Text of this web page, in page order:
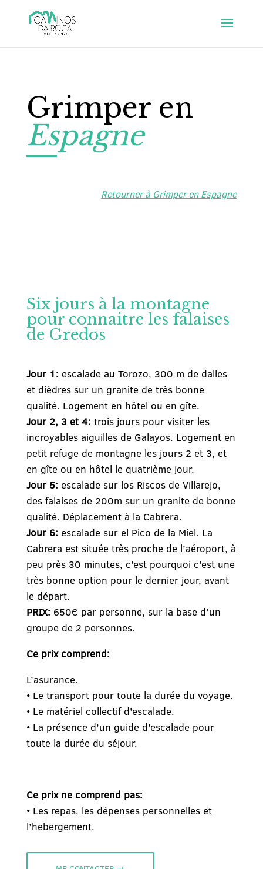
Grimper en
Espagne
Retourner à Grimper en Espagne
Six jours à la montagne
pour connaitre les falaises
de Gredos
Jour 1: escalade au Torozo, 300 m de dalles
et dièdres sur un granite de très bonne
qualité. Logement en hôtel ou en gîte.
Jour 2, 3 et 4: trois jours pour visiter les
incroyables aiguilles de Galayos. Logement en
petit refuge de montagne les jours 2 et 3, et
en gîte ou en hôtel le quatrième jour.
Jour 5: escalade sur los Riscos de Villarejo,
des falaises de 200m sur un granite de bonne
qualité. Déplacement à la Cabrera.
Jour 6: escalade sur el Pico de la Miel. La
Cabrera est située très proche de l’aéroport, à
peu près 30 minutes, c’est pourquoi c’est une
très bonne option pour le dernier jour, avant
le départ.
PRIX: 650€ par personne, sur la base d’un
groupe de 2 personnes.
Ce prix comprend:
L’asurance.
• Le transport pour toute la durée du voyage.
• Le matériel collectif d’escalade.
• La présence d’un guide d’escalade pour
toute la durée du séjour.
Ce prix ne comprend pas:
• Les repas, les dépenses personnelles et
l’hebergement.